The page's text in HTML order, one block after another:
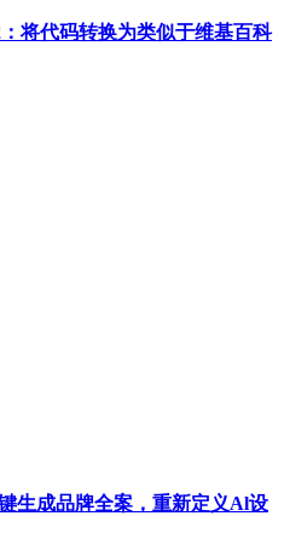
将代码转换为类似于维基百科
生成品牌全案，重新定义Al设